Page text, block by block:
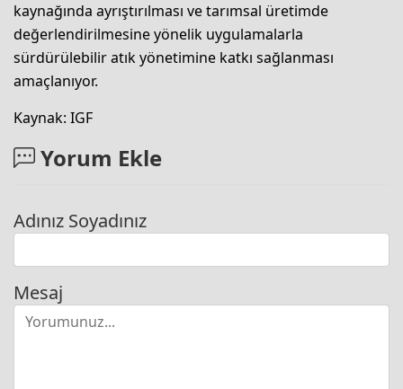
kaynağında ayrıştırılması ve tarımsal üretimde
değerlendirilmesine yönelik uygulamalarla
sürdürülebilir atık yönetimine katkı sağlanması
amaçlanıyor.
Kaynak: IGF
Yorum Ekle
Adınız Soyadınız
Mesaj